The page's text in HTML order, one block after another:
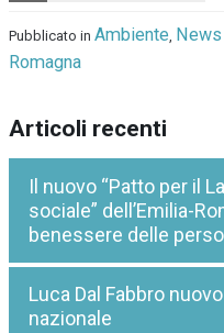
Pubblicato in Ambiente, News
Romagna
Articoli recenti
Il nuovo “Patto per il
sociale” dell’Emilia-
benessere delle
Luca Dal Fabbro
nazionale